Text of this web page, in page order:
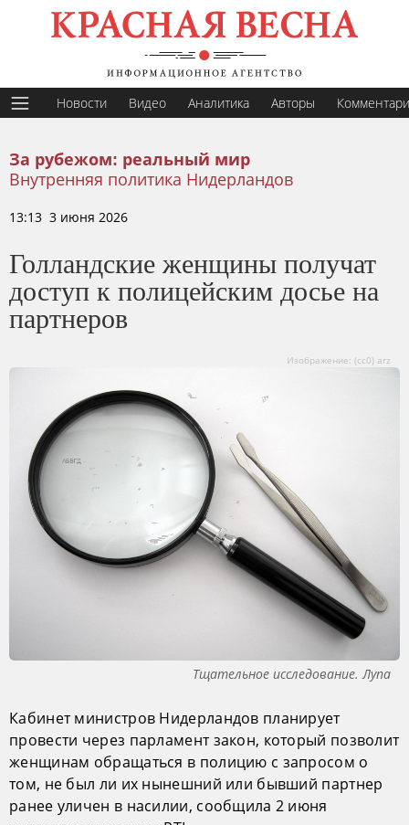
Новости Видео Аналитика Авторы
За рубежом: реальный мир
Внутренняя политика Нидерландов
13:13 3 июня 2026
Голландские женщины получат
доступ к полицейским досье на
партнеров
Изображение: (cc0) arz
Тщательное исследование. Лупа
Кабинет министров Нидерландов планирует
провести через парламент закон, который позволит
женщинам обращаться в полицию с запросом о
том, не был ли их нынешний или бывший партнер
ранее уличен в насилии, сообщила 2 июня